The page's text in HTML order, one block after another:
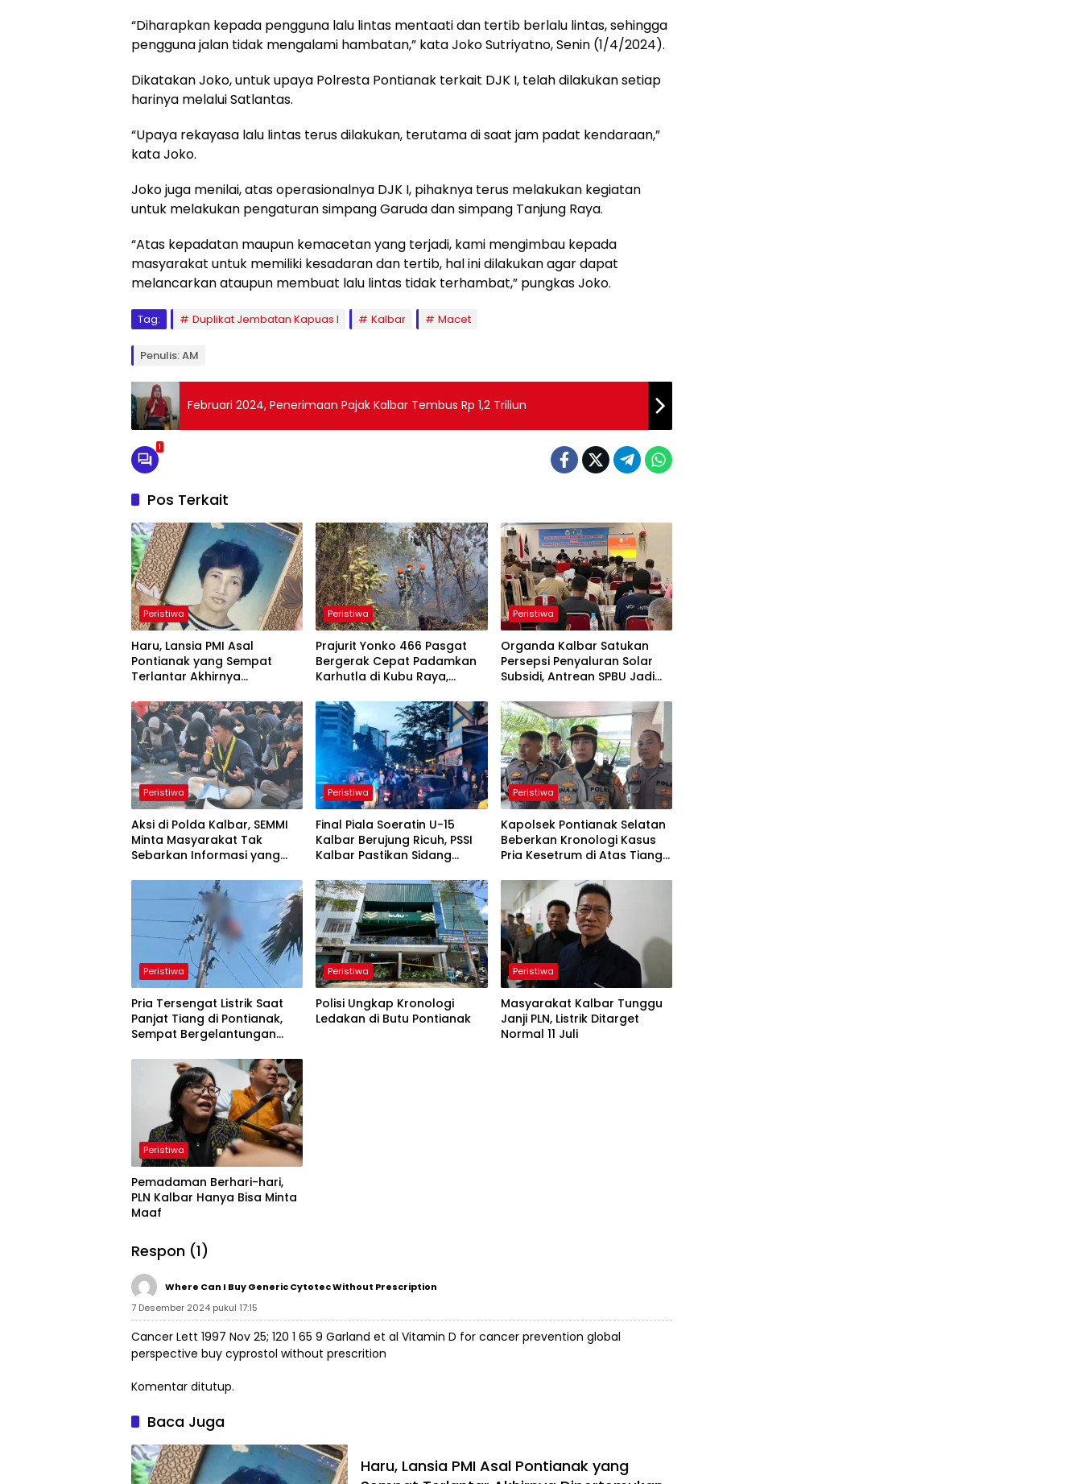
“Diharapkan kepada pengguna lalu lintas mentaati dan tertib berlalu lintas, sehingga
pengguna jalan tidak mengalami hambatan,” kata Joko Sutriyatno, Senin (1/4/2024).
Dikatakan Joko, untuk upaya Polresta Pontianak terkait DJK I, telah dilakukan setiap
harinya melalui Satlantas.
“Upaya rekayasa lalu lintas terus dilakukan, terutama di saat jam padat kendaraan,”
kata Joko.
Joko juga menilai, atas operasionalnya DJK I, pihaknya terus melakukan kegiatan
untuk melakukan pengaturan simpang Garuda dan simpang Tanjung Raya.
“Atas kepadatan maupun kemacetan yang terjadi, kami mengimbau kepada
masyarakat untuk memiliki kesadaran dan tertib, hal ini dilakukan agar dapat
melancarkan ataupun membuat lalu lintas tidak terhambat,” pungkas Joko.
Tag: Duplikat Jembatan Kapuas I Kalbar Macet
Penulis: AM
Februari 2024, Penerimaan Pajak Kalbar Tembus Rp 1,2 Triliun
1
Pos Terkait
Peristiwa
Haru, Lansia PMI Asal
Pontianak yang Sempat
Terlantar Akhirnya
Kandung
Peristiwa
Prajurit Yonko 466 Pasgat
Bergerak Cepat Padamkan
Karhutla di Kubu Raya,
Cegah Meluasnya Api
Peristiwa
Organda Kalbar Satukan
Persepsi Penyaluran Solar
Subsidi, Antrean SPBU Jadi
Peristiwa
Aksi di Polda Kalbar, SEMMI
Minta Masyarakat Tak
Sebarkan Informasi yang
Peristiwa
Final Piala Soeratin U-15
Kalbar Berujung Ricuh, PSSI
Kalbar Pastikan Sidang
Peristiwa
Kapolsek Pontianak Selatan
Beberkan Kronologi Kasus
Pria Kesetrum di Atas Tiang
Peristiwa
Pria Tersengat Listrik Saat
Panjat Tiang di Pontianak,
Sempat Bergelantungan
Peristiwa
Polisi Ungkap Kronologi
Ledakan di Butu Pontianak
Peristiwa
Masyarakat Kalbar Tunggu
Janji PLN, Listrik Ditarget
Normal 11 Juli
Peristiwa
Pemadaman Berhari-hari,
PLN Kalbar Hanya Bisa Minta
Maaf
Respon (1)
Where Can I Buy Generic Cytotec Without Prescription
7 Desember 2024 pukul 17:15
Cancer Lett 1997 Nov 25; 120 1 65 9 Garland et al Vitamin D for cancer prevention global
perspective buy cyprostol without prescrition
Komentar ditutup.
Baca Juga
Haru, Lansia PMI Asal Pontianak yang